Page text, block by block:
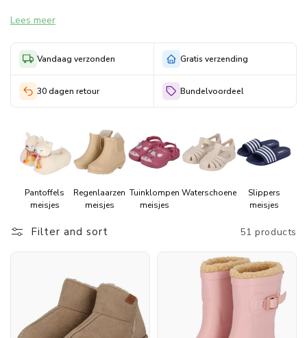
deze
maand
Lees meer
Vandaag verzonden Gratis verzending
30 dagen retour Bundelvoordeel
Pantoffels
meisjes
Regenlaarzen
meisjes
Tuinklompen
meisjes
Waterschoenen
Slippers
meisjes
Filter and sort 51 products